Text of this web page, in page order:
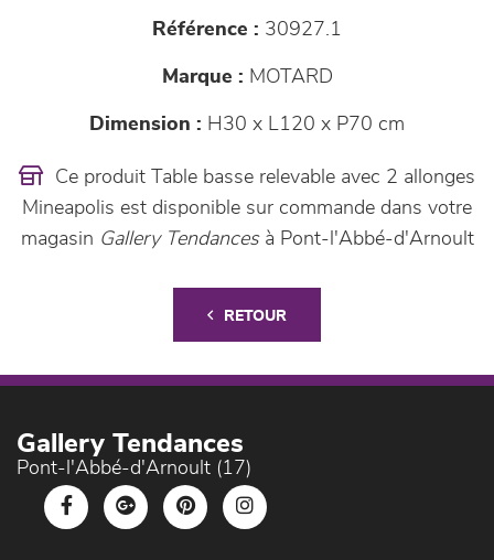
Référence : 30927.1
Marque : MOTARD
Dimension : H30 x L120 x P70 cm
Ce produit Table basse relevable avec 2 allonges
Mineapolis est disponible sur commande dans votre
magasin Gallery Tendancesà Pont-l'Abbé-d'Arnoult
RETOUR
Gallery Tendances
Pont-l'Abbé-d'Arnoult (17)